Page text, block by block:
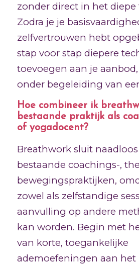
zonder direct in het diepe
Zodra je je
zelfvertrouwen hebt
stap voor stap diepere
toevoegen aan je
onder begeleiding van
Hoe combineer ik
bestaande praktijk als
of yogadocent?
Breathwork sluit
bestaande coachings-,
bewegingspraktijken,
zowel als zelfstandige
aanvulling op andere
kan worden. Begin met
van korte, toegankelijke
ademoefeningen aan het